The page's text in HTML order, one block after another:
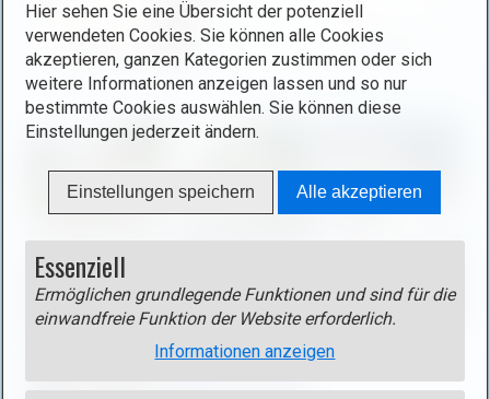
i
g
h
t
x
ö
e
n
(
o
B
i
l
g
h
b
o
Hier sehen Sie eine Übersicht der potenziell
verwendeten Cookies. Sie können alle Cookies
akzeptieren, ganzen Kategorien zustimmen oder sich
weitere Informationen anzeigen lassen und so nur
bestimmte Cookies auswählen. Sie können diese
Einstellungen jederzeit ändern.
Einstellungen speichern Alle akzeptieren
Essenziell
Ermöglichen grundlegende Funktionen und sind für die
einwandfreie Funktion der Website erforderlich.
Informationen anzeigen